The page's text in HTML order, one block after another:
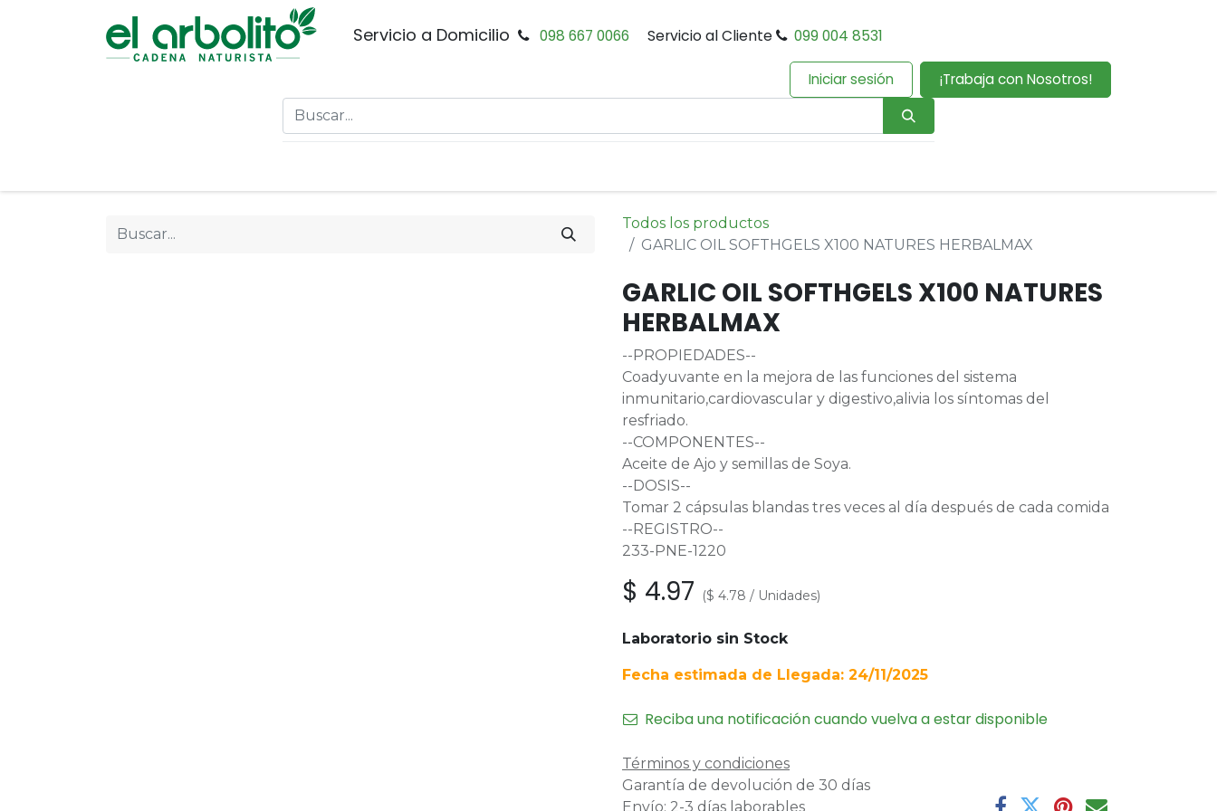
Servicio a Domicilio 098 667 0066 Servicio al Cliente 099 004 8531
Iniciar sesión ¡Trabaja con Nosotros!
Todos los productos
GARLIC OIL SOFTHGELS X100 NATURES HERBALMAX
GARLIC OIL SOFTHGELS X100 NATURES
HERBALMAX
--PROPIEDADES--
Coadyuvante en la mejora de las funciones del sistema
inmunitario,cardiovascular y digestivo,alivia los síntomas del
resfriado.
--COMPONENTES--
Aceite de Ajo y semillas de Soya.
--DOSIS--
Tomar 2 cápsulas blandas tres veces al día después de cada comida
--REGISTRO--
233-PNE-1220
$ 4.97 ($ 4.78 / Unidades)
Laboratorio sin Stock
Fecha estimada de Llegada: 24/11/2025
Reciba una notificación cuando vuelva a estar disponible
Términos y condiciones
Garantía de devolución de 30 días
Envío: 2-3 días laborables